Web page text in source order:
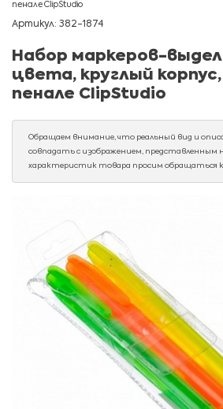
пенале ClipStudio
Артикул: 382-1874
Набор маркеров-
цвета, круглый
пенале ClipStudio
Обращаем внимание, что реальный вид и
совпадать с изображением, представленным
характеристик товара просим обращаться к